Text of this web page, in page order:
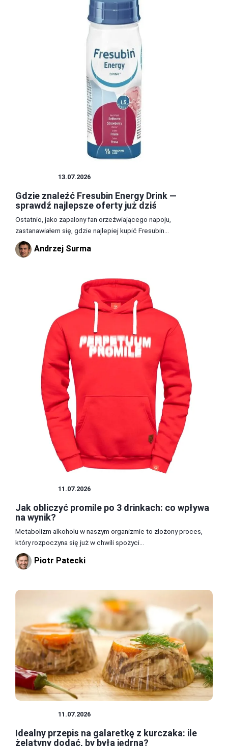
13.07.2026
Gdzie znaleźć Fresubin Energy Drink —
sprawdź najlepsze oferty już dziś
Ostatnio, jako zapalony fan orzeźwiającego napoju,
zastanawiałem się, gdzie najlepiej kupić Fresubin...
Andrzej Surma
11.07.2026
Jak obliczyć promile po 3 drinkach: co wpływa
na wynik?
Metabolizm alkoholu w naszym organizmie to złożony proces,
który rozpoczyna się już w chwili spożyci...
Piotr Patecki
11.07.2026
Idealny przepis na galaretkę z kurczaka: ile
żelatyny dodać, by była jędrna?